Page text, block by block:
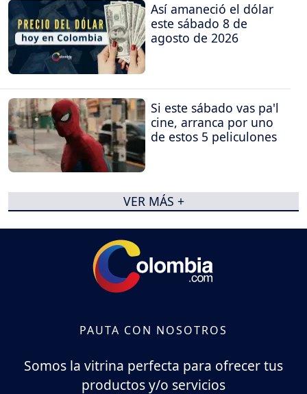
Así amaneció el dólar
este sábado 8 de
agosto de 2026
Si este sábado vas pa'l
cine, arranca por uno
de estos 5 peliculones
VER MÁS +
PAUTA CON NOSOTROS
Somos la vitrina perfecta para ofrecer tus
productos y/o servicios